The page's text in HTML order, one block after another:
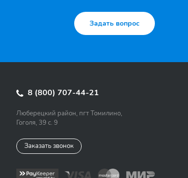
Задать вопрос
8 (800) 707-44-21
Люберецкий район, пгт Томилино,
Гоголя, 39 с. 9
Заказать звонок